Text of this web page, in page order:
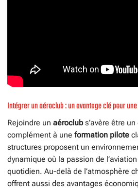
Intégrer un aéroclub : un avantage clé pour
Rejoindre un aéroclubs’avère être
complément à une formation pilote
structures proposent un
dynamique où la passion de
quotidien. Au-delà de l’atmosphère
offrent aussi des avantages